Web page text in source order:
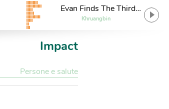
Evan Finds The Third
Room
Khruangbin
Impact
Persone e salute